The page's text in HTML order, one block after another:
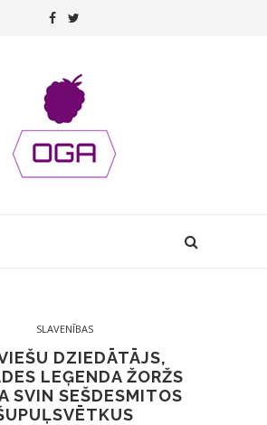
SLAVENĪBAS
DZIEDĀTĀJS,
LEĢENDA ŽORŽS
SVIN SEŠDESMITOS